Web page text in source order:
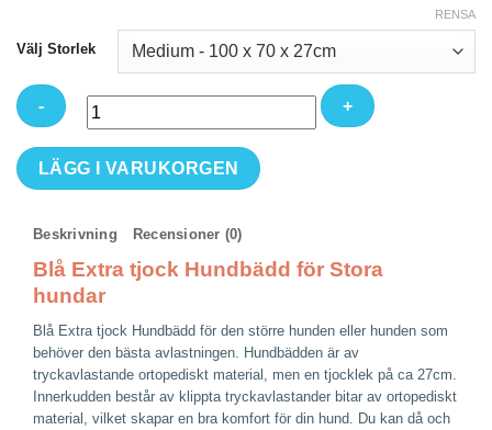
Välj Storlek
RENSA
Blå
Extra
Hundbädd
för
Stora
mängd
LÄGG I VARUKORGEN
Beskrivning Recensioner (0)
Blå Extra tjock Hundbädd för Stora
hundar
Blå Extra tjock Hundbädd för den större hunden eller hunden som
behöver den bästa avlastningen. Hundbädden är av
tryckavlastande ortopediskt material, men en tjocklek på ca 27cm.
Innerkudden består av klippta tryckavlastander bitar av ortopediskt
material, vilket skapar en bra komfort för din hund. Du kan då och